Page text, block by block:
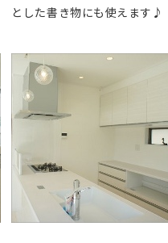
とした書き物にも使えます♪